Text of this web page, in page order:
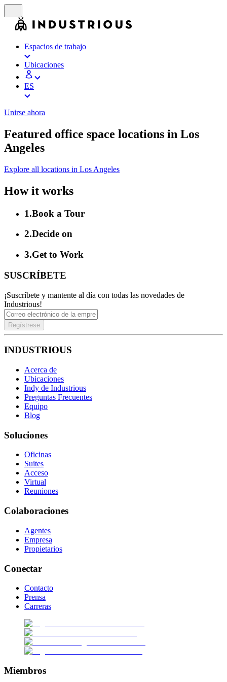
Espacios de trabajo
Ubicaciones
ES
Unirse ahora
Featured office space locations in Los
Angeles
Explore all locations in Los Angeles
How it works
1.Book a Tour
2.Decide on
3.Get to Work
SUSCRÍBETE
¡Suscríbete y mantente al día con todas las novedades de
Industrious!
Regístrese
INDUSTRIOUS
Acerca de
Ubicaciones
Indy de Industrious
Preguntas Frecuentes
Equipo
Blog
Soluciones
Oficinas
Suites
Acceso
Virtual
Reuniones
Colaboraciones
Agentes
Empresa
Propietarios
Conectar
Contacto
Prensa
Carreras
Miembros